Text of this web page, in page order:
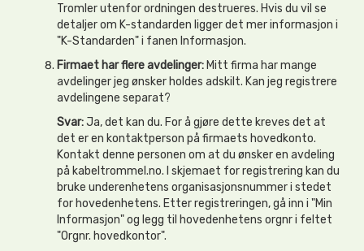
Tromler utenfor ordningen destrueres. Hvis du vil se
detaljer om K-standarden ligger det mer informasjon i
"K-Standarden" i fanen Informasjon.
Firmaet har flere avdelinger: Mitt firma har mange
avdelinger jeg ønsker holdes adskilt. Kan jeg registrere
avdelingene separat?
Svar:Ja, det kan du. For å gjøre dette kreves det at
det er en kontaktperson på firmaets hovedkonto.
Kontakt denne personen om at du ønsker en avdeling
på kabeltrommel.no. I skjemaet for registrering kan du
bruke underenhetens organisasjonsnummer i stedet
for hovedenhetens. Etter registreringen, gå inn i "Min
Informasjon" og legg til hovedenhetens orgnr i feltet
"Orgnr. hovedkontor".